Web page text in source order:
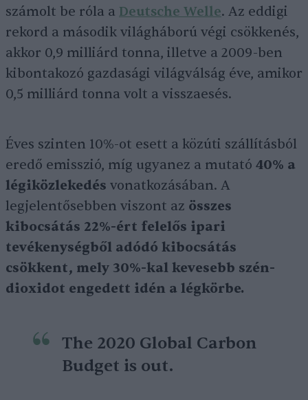
számolt be róla a Deutsche Welle. Az eddigi
rekord a második világháború végi csökkenés,
akkor 0,9 milliárd tonna, illetve a 2009-ben
kibontakozó gazdasági világválság éve, amikor
0,5 milliárd tonna volt a visszaesés.
Éves szinten 10%-ot esett a közúti szállításból
eredő emisszió, míg ugyanez a mutató 40% a
légiközlekedés vonatkozásában. A
legjelentősebben viszont az összes
kibocsátás 22%-ért felelős ipari
tevékenységből adódó kibocsátás
csökkent, mely 30%-kal kevesebb szén-
dioxidot engedett idén a légkörbe.
The 2020 Global Carbon
Budget is out.